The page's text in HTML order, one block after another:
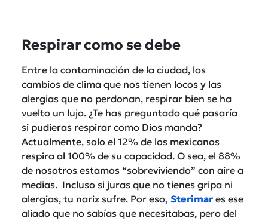
Respirar como se debe
Entre la contaminación de la ciudad, los
cambios de clima que nos tienen locos y las
alergias que no perdonan, respirar bien se ha
vuelto un lujo. ¿Te has preguntado qué pasaría
si pudieras respirar como Dios manda?
Actualmente, solo el 12% de los mexicanos
respira al 100% de su capacidad. O sea, el 88%
de nosotros estamos “sobreviviendo” con aire a
medias. Incluso si juras que no tienes gripa ni
alergias, tu nariz sufre. Por eso, Sterimar es ese
aliado que no sabías que necesitabas, pero del